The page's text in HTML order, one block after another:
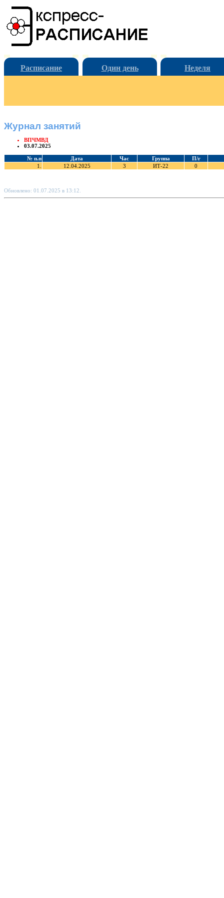
Расписание Один день Неделя
Журнал занятий
ВПЧМВД
03.07.2025
№ п.п Дата Час Группа
П/г
1.
12.04.2025 3 ИТ-22 0
Обновлено: 01.07.2025 в 13:12.